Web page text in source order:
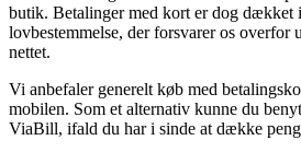
butik. Betalinger med kort er dog dækket
lovbestemmelse, der forsvarer os overfor
nettet.
Vi anbefaler generelt køb med
mobilen. Som et alternativ kunne du
ViaBill, ifald du har i sinde at dække